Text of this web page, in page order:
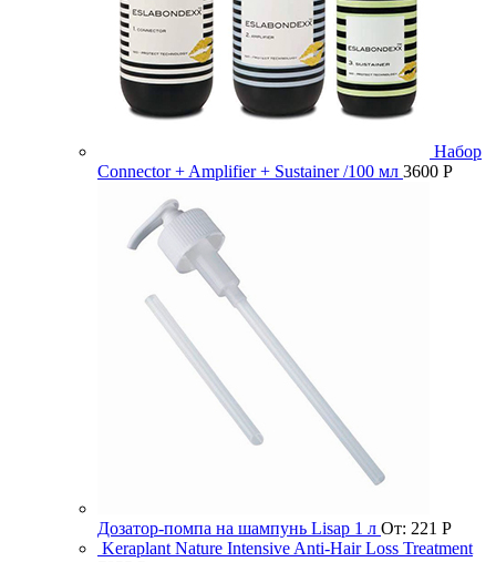
Набор
Connector + Amplifier + Sustainer /100 мл 3600 Р
Дозатор-помпа на шампунь Lisap 1 л От: 221 Р
Keraplant Nature Intensive Anti-Hair Loss Treatment